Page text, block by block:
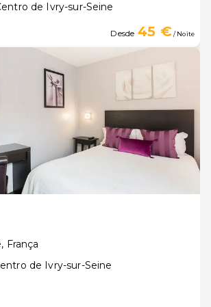
de Ivry-sur-Seine
Desde 45 €/ Noite
, França
de Ivry-sur-Seine